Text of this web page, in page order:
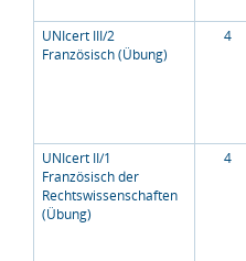
UNIcert III/2
Französisch (Übung)
4
UNIcert II/1
Französisch der
Rechtswissenschaften
(Übung)
4